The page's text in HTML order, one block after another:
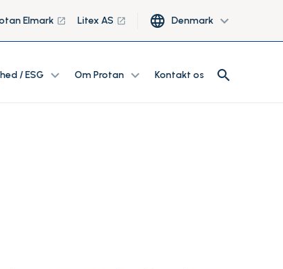
Elmark launch Litex AS launch language Denmark expand_more
/ ESG expand_more Om Protan expand_more Kontakt os search
search